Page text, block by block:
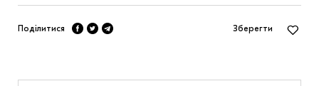
Поділитися Зберегти